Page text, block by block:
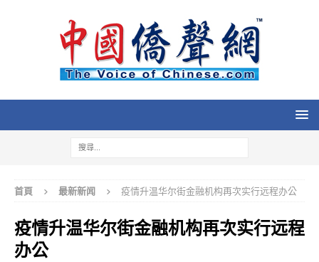
首頁 最新新闻 疫情升温华尔街金融机构再次实行远程办公
疫情升温华尔街金融机构再次实行远程
办公